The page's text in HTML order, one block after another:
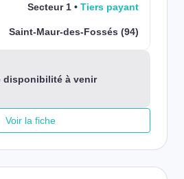
Secteur 1 Tiers payant
Saint-Maur-des-Fossés (94)
disponibilité à venir
Voir la fiche